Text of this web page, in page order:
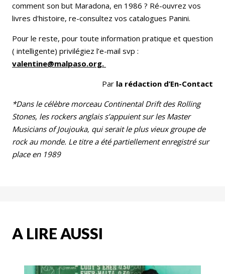
comment son but Maradona, en 1986 ? Ré-ouvrez vos
livres d'histoire, re-consultez vos catalogues Panini.
Pour le reste, pour toute information pratique et question
( intelligente) privilégiez l’e-mail svp :
valentine@malpaso.org.
Par la rédaction d’En-Contact
*Dans le célèbre morceau Continental Drift des Rolling
Stones, les rockers anglais s’appuient sur les Master
Musicians of Joujouka, qui serait le plus vieux groupe de
rock au monde. Le titre a été partiellement enregistré sur
place en 1989
A LIRE AUSSI